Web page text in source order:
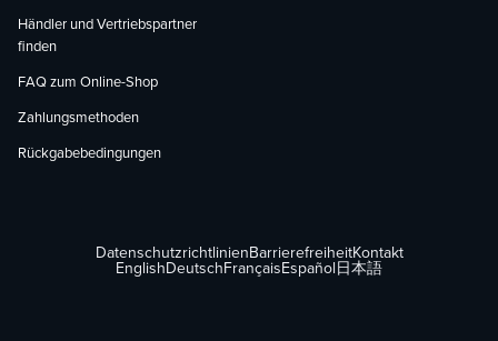
Händler und Vertriebspartner
finden
FAQ zum Online-Shop
Zahlungsmethoden
Rückgabebedingungen
Datenschutzrichtlinien BarrierefreiheitKontakt
English Deutsch Français Español 日本語